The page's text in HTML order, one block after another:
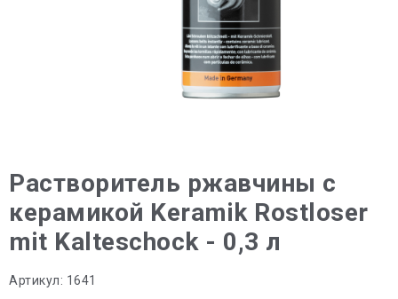
Растворитель ржавчины с
керамикой Keramik Rostloser
mit Kalteschock - 0,3 л
Артикул: 1641